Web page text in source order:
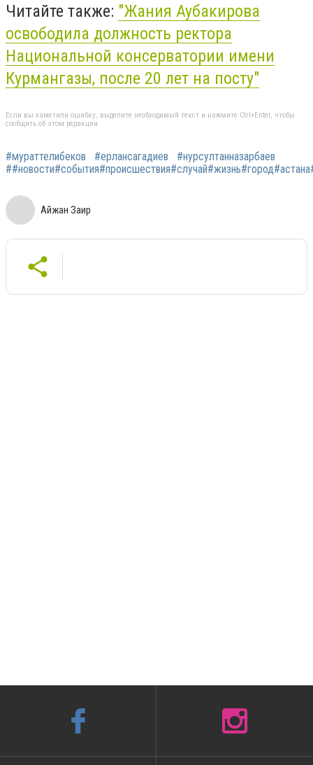
Читайте также: "Жания Аубакирова
освободила должность ректора
Национальной консерватории имени
Курмангазы, после 20 лет на посту"
Если вы заметили ошибку, выделите необходимый текст и нажмите Ctrl+Enter, чтобы
сообщить об этом редакции
#мураттелибеков #ерлансагадиев
#нурсултанназарбаев
Айжан Заир